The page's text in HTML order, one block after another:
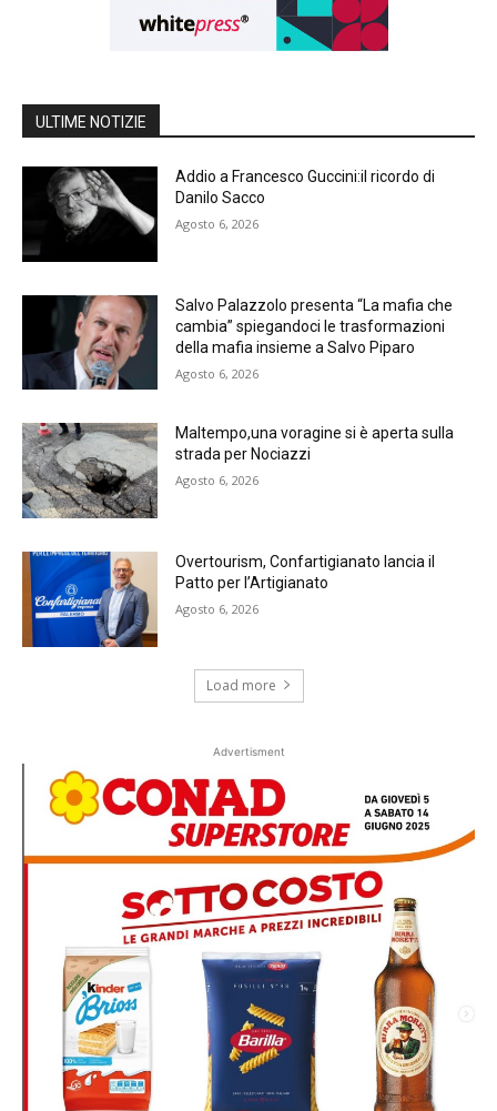
ULTIME NOTIZIE
Addio a Francesco Guccini:il ricordo di
Danilo Sacco
Agosto 6, 2026
Salvo Palazzolo presenta “La mafia che
cambia” spiegandoci le trasformazioni
della mafia insieme a Salvo Piparo
Agosto 6, 2026
Maltempo,una voragine si è aperta sulla
strada per Nociazzi
Agosto 6, 2026
Overtourism, Confartigianato lancia il
Patto per l’Artigianato
Agosto 6, 2026
Load more
Advertisment